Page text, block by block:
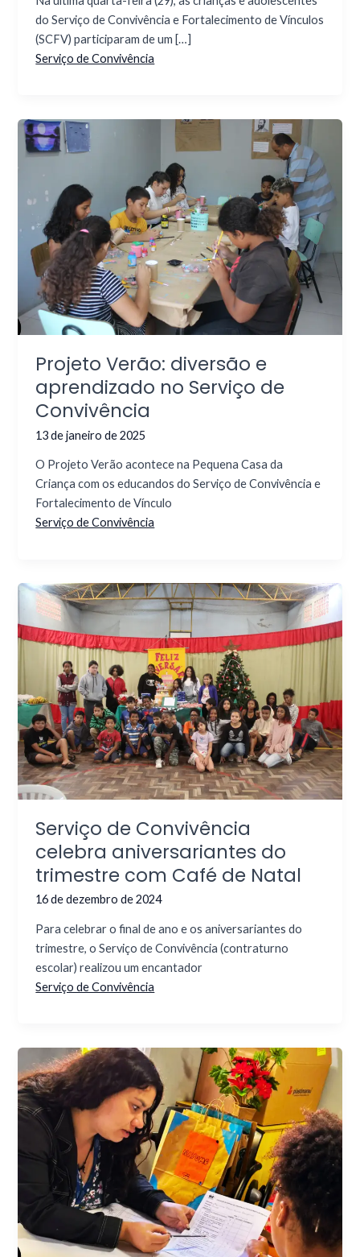
do Serviço de Convivência e Fortalecimento de Vínculos
(SCFV) participaram de um […]
Serviço de Convivência
Projeto Verão: diversão e
aprendizado no Serviço de
Convivência
13 de janeiro de 2025
O Projeto Verão acontece na Pequena Casa da
Criança com os educandos do Serviço de Convivência e
Fortalecimento de Vínculo
Serviço de Convivência
Serviço de Convivência
celebra aniversariantes do
trimestre com Café de Natal
16 de dezembro de 2024
Para celebrar o final de ano e os aniversariantes do
trimestre, o Serviço de Convivência (contraturno
escolar) realizou um encantador
Serviço de Convivência